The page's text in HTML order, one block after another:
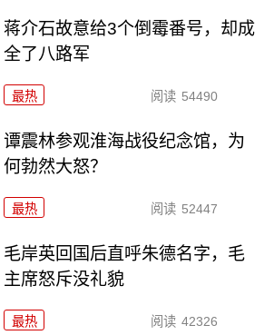
蒋介石故意给3个倒霉番号，却成
全了八路军
最热 阅读 54490
谭震林参观淮海战役纪念馆，为
何勃然大怒？
最热 阅读 52447
毛岸英回国后直呼朱德名字，毛
主席怒斥没礼貌
最热 阅读 42326